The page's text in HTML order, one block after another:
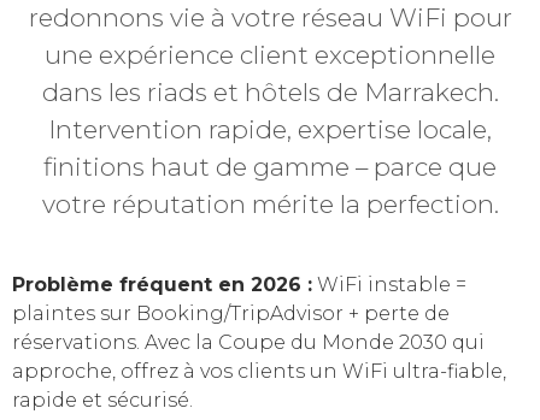
redonnons vie à votre réseau WiFi pour
une expérience client exceptionnelle
dans les riads et hôtels de Marrakech.
Intervention rapide, expertise locale,
finitions haut de gamme – parce que
votre réputation mérite la perfection.
Problème fréquent en 2026 : WiFi instable =
plaintes sur Booking/TripAdvisor + perte de
réservations. Avec la Coupe du Monde 2030 qui
approche, offrez à vos clients un WiFi ultra-fiable,
rapide et sécurisé.